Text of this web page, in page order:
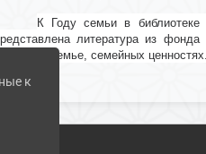
К Году семьи в
литература из фонда
авторов о семье, семейных ценностях.
к